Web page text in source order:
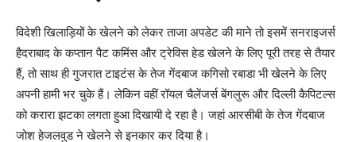
विदेशी खिलाड़ियों के खेलने को लेकर ताजा अपडेट की माने तो इसमें सनराइजर्स
हैदराबाद के कप्तान पैट कमिंस और ट्रेविस हेड खेलने के लिए पूरी तरह से तैयार
हैं, तो साथ ही गुजरात टाइटंस के तेज गेंदबाज कगिसो रबाडा भी खेलने के लिए
अपनी हामी भर चुके हैं। लेकिन वहीं रॉयल चैलेंजर्स बेंगलुरू और दिल्ली कैपिटल्स
को करारा झटका लगता हुआ दिखायी दे रहा है। जहां आरसीबी के तेज गेंदबाज
जोश हेजलवुड ने खेलने से इनकार कर दिया है।